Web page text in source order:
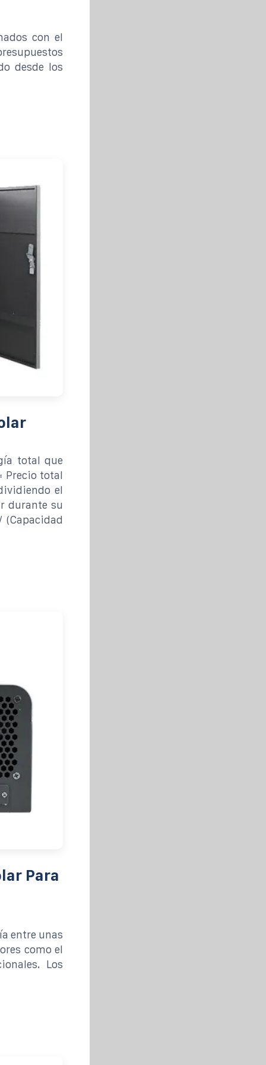
con el
desde los
total que
Precio total
el
durante su
Para
entre unas
como el
Los